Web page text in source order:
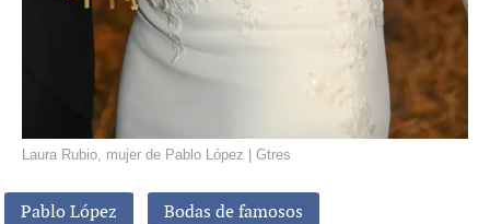
Laura Rubio, mujer de Pablo López | Gtres
Pablo López Bodas de famosos